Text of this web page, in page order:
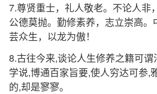
7.尊贤重士，礼人敬老。不论人非
公德莫抛。勤修素养，志立崇高
芸众生，以龙为傲！
8.古往今来,谈论人生修养之籍可
学说,博通百家旨要,使人穷达可参,
的,却是寥寥。